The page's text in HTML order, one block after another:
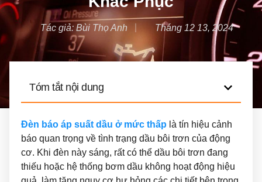
Tác giả: Bùi Thọ Anh Tháng 12 13, 2024
Tóm tắt nội dung
Đèn báo áp suất dầu ở mức thấp là tín hiệu cảnh
báo quan trọng về tình trạng dầu bôi trơn của động
cơ. Khi đèn này sáng, rất có thể dầu bôi trơn đang
thiếu hoặc hệ thống bơm dầu không hoạt động hiệu